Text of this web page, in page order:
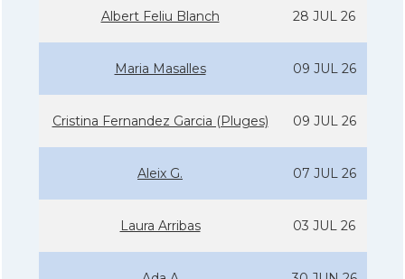
Albert Feliu Blanch 28 JUL 26
Maria Masalles 09 JUL 26
Cristina Fernandez Garcia (Pluges) 09 JUL 26
Aleix G. 07 JUL 26
Laura Arribas 03 JUL 26